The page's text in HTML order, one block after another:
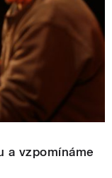
a vzpomínáme